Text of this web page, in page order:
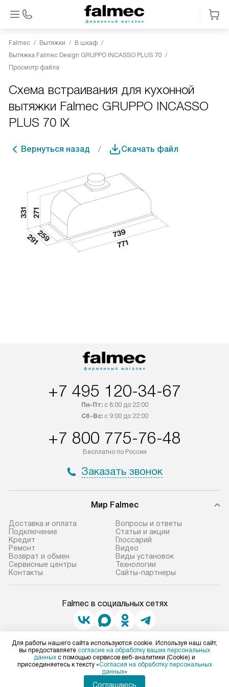
Falmec Вытяжки
В шкаф
Вытяжка Falmec Design GRUPPO INCASSO PLUS 70
Просмотр файла
Схема встраивания для кухонной
вытяжки Falmec GRUPPO INCASSO
PLUS 70 IX
Вернуться назад Скачать файл
+7 495 120-34-67
Пн-Пт:с 8:00 до 22:00
Сб-Вс:с 9:00 до 22:00
+7 800 775-76-48
Бесплатно по России
Заказать звонок
Мир Falmec
Доставка и оплата
Подключение
Кредит
Ремонт
Возврат и обмен
Сервисные центры
Контакты
Вопросы и ответы
Статьи и акции
Глоссарий
Видео
Виды установок
Технологии
Сайты-партнеры
Falmec в социальных сетях
Для физических лиц
shop@falmec-home.ru
Для юридических лиц
business@kvalitet.company
Для работы нашего сайта используются cookie. Используя наш сайт,
вы предоставляете согласие на обработку ваших персональных
данных с помощью сервисов веб-аналитики (Cookie) и
присоединяетесь к тексту «Согласия на обработку персональных
данных»
Соглашаюсь